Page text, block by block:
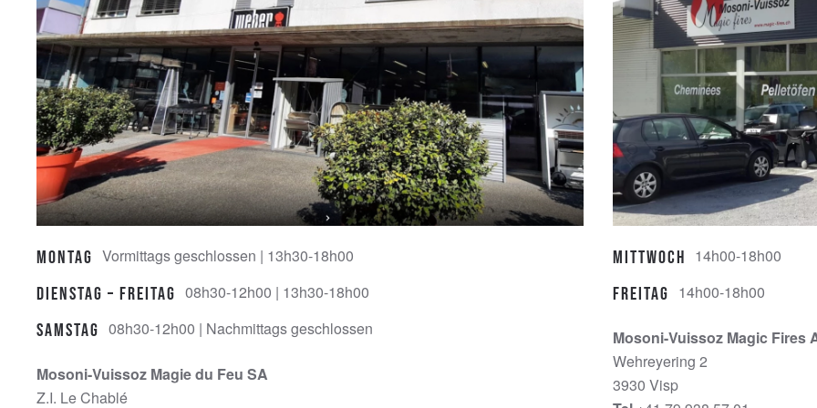
Montag Vormittags geschlossen | 13h30-18h00
Dienstag – Freitag 08h30-12h00 | 13h30-18h00
Samstag 08h30-12h00 | Nachmittags geschlossen
Mosoni-Vuissoz Magie du Feu SA
Z.I. Le Chablé
Mittwoch 14h00-18h00
Freitag 14h00-18h00
Mosoni-Vuissoz Magic Fires
Wehreyering 2
3930 Visp